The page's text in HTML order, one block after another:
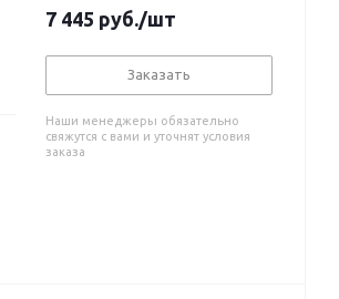
7 445 руб./шт
Заказать
Наши менеджеры обязательно
свяжутся с вами и уточнят условия
заказа